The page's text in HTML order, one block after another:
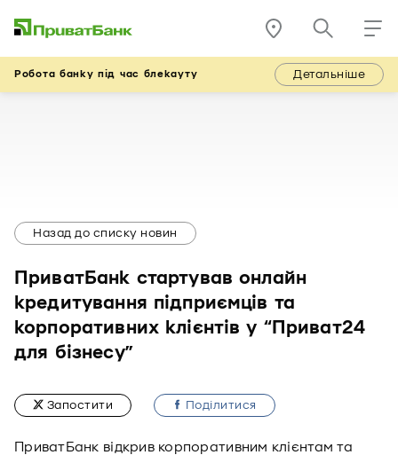
Робота банку під час блекауту Детальніше
Назад до списку новин
ПриватБанк стартував онлайн
кредитування підприємців та
корпоративних клієнтів у “Приват24
для бізнесу”
Запостити Подiлитися
ПриватБанк відкрив корпоративним клієнтам та